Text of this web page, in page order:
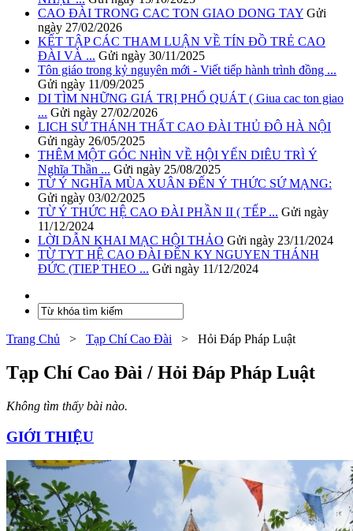
CAO ĐÀI TRONG CAC TON GIAO DONG TAY Gửi
ngày 27/02/2026
KẾT TẬP CÁC THAM LUẬN VỀ TÍN ĐỒ TRẺ CAO
ĐÀI VÀ ... Gửi ngày 30/11/2025
Tôn giáo trong kỷ nguyên mới - Viết tiếp hành trình đồng ...
Gửi ngày 11/09/2025
DI TÌM NHỮNG GIÁ TRỊ PHỔ QUÁT ( Giua cac ton giao
... Gửi ngày 27/02/2026
LICH SỬ THÁNH THẤT CAO ĐÀI THỦ ĐÔ HÀ NỘI
Gửi ngày 26/05/2025
THÊM MỘT GÓC NHÌN VỀ HỘI YẾN DIÊU TRÌ Ý
Nghĩa Thần ... Gửi ngày 25/08/2025
TỪ Ý NGHĨA MÙA XUÂN ĐẾN Ý THỨC SỨ MẠNG:
Gửi ngày 03/02/2025
TỪ Ý THỨC HỆ CAO ĐÀI PHẦN II ( TẾP ... Gửi ngày
11/12/2024
LỜI DẪN KHAI MẠC HỘI THẢO Gửi ngày 23/11/2024
TỪ TYT HỆ CAO ĐÀI ĐẾN KY NGUYEN THÁNH
ĐỨC (TIEP THEO ... Gửi ngày 11/12/2024
Trang Chủ > Tạp Chí Cao Đài > Hỏi Đáp Pháp Luật
Tạp Chí Cao Đài / Hỏi Đáp Pháp Luật
Không tìm thấy bài nào.
GIỚI THIỆU